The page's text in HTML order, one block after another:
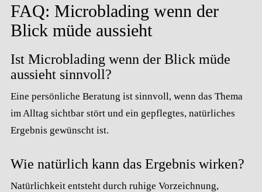
FAQ: Microblading wenn der
Blick müde aussieht
Ist Microblading wenn der Blick müde
aussieht sinnvoll?
Eine persönliche Beratung ist sinnvoll, wenn das Thema
im Alltag sichtbar stört und ein gepflegtes, natürliches
Ergebnis gewünscht ist.
Wie natürlich kann das Ergebnis wirken?
Natürlichkeit entsteht durch ruhige Vorzeichnung,